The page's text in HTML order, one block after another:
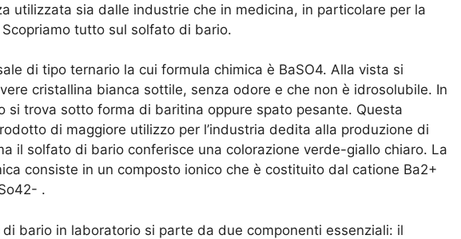
utilizzata sia dalle industrie che in medicina, in particolare per la
tutto sul solfato di bario.
di tipo ternario la cui formula chimica è BaSO4. Alla vista si
cristallina bianca sottile, senza odore e che non è idrosolubile. In
si trova sotto forma di baritina oppure spato pesante. Questa
di maggiore utilizzo per l’industria dedita alla produzione di
il solfato di bario conferisce una colorazione verde-giallo chiaro. La
consiste in un composto ionico che è costituito dal catione Ba2+
.
bario in laboratorio si parte da due componenti essenziali: il